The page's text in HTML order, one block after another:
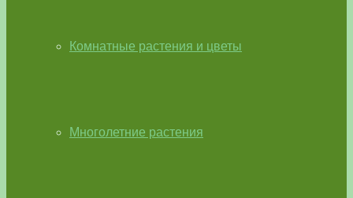
Комнатные растения и цветы
Многолетние растения